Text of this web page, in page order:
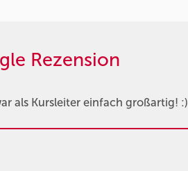
Rezension
als Kursleiter einfach großartig! :)